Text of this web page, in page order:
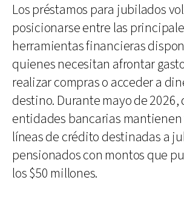
Los préstamos para jubilados
posicionarse entre las
herramientas financieras
quienes necesitan afrontar
realizar compras o acceder a
destino. Durante mayo de
entidades bancarias
líneas de crédito destinadas a
pensionados con montos que
los $50 millones.